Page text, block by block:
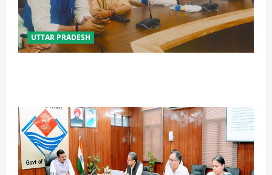
UTTAR PRADESH